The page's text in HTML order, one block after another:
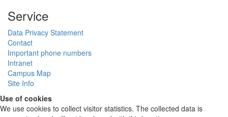
Service
Data Privacy Statement
Contact
Important phone numbers
Intranet
Campus Map
Site Info
Use of cookies
We use cookies to collect visitor statistics. The collected data is